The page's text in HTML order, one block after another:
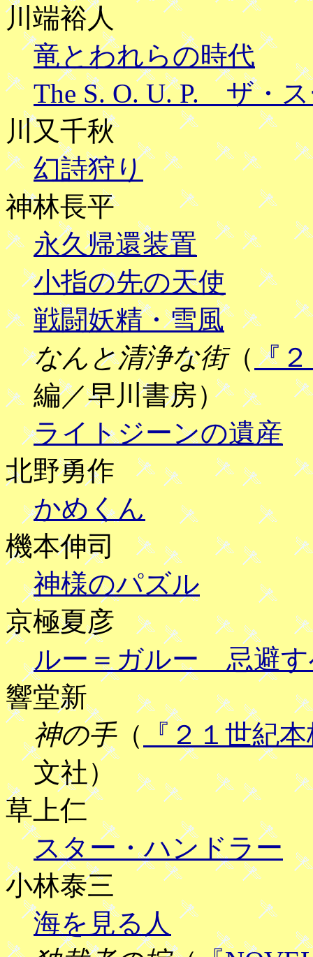
川端裕人
竜とわれらの時代
The S. O. U. P. ザ・
川又千秋
幻詩狩り
神林長平
永久帰還装置
小指の先の天使
戦闘妖精・雪風
なんと清浄な街（ 『
編／早川書房）
ライトジーンの遺産
北野勇作
かめくん
機本伸司
神様のパズル
京極夏彦
ルー＝ガルー 忌避す
響堂新
神の手（
『２１世紀
文社）
草上仁
スター・ハンドラー
小林泰三
海を見る人